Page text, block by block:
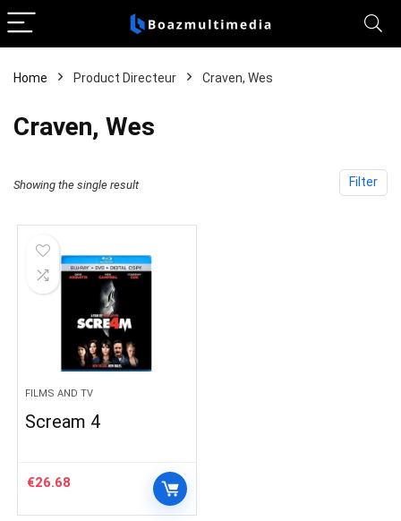
Home Product Directeur Craven, Wes
Craven, Wes
Filter
Showing the single result
FILMS AND TV
Scream 4
€26.68